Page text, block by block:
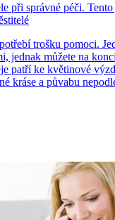
při správné péči.
trošku pomoci.
jednak můžete na
patří ke květinové
kráse a půvabu